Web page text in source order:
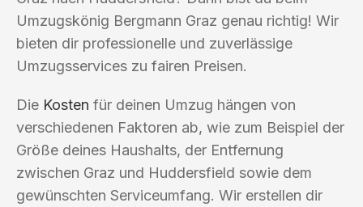
Umzugskönig Bergmann Graz genau richtig! Wir
bieten dir professionelle und zuverlässige
Umzugsservices zu fairen Preisen.
Die Kosten für deinen Umzug hängen von
verschiedenen Faktoren ab, wie zum Beispiel der
Größe deines Haushalts, der Entfernung
zwischen Graz und Huddersfield sowie dem
gewünschten Serviceumfang. Wir erstellen dir